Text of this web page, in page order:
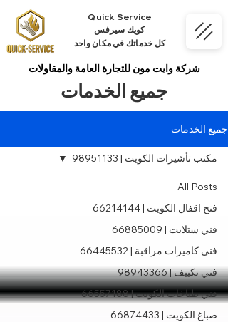
Quick Service
كويك سيرفس
كل خدماتك في مكان واحد
شركة وايت مون للتجارة العامة والمقاولات
جميع الخدمات
جميع الخدمات
All Posts
فتح اقفال الكويت | 66214144
فني ستلايت | 66885009
فني كاميرات مراقبة | 66445532
فني تكييف | 98943366
فني طباخات الكويت | 66557188
صباغ الكويت | 66874433
مكتب تأشيرات الكويت | 98951133